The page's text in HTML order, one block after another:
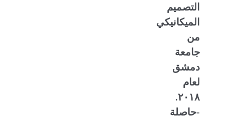
التصميم
الميكانيكي
من
جامعة
دمشق
لعام
٢٠١٨.
-حاصلة